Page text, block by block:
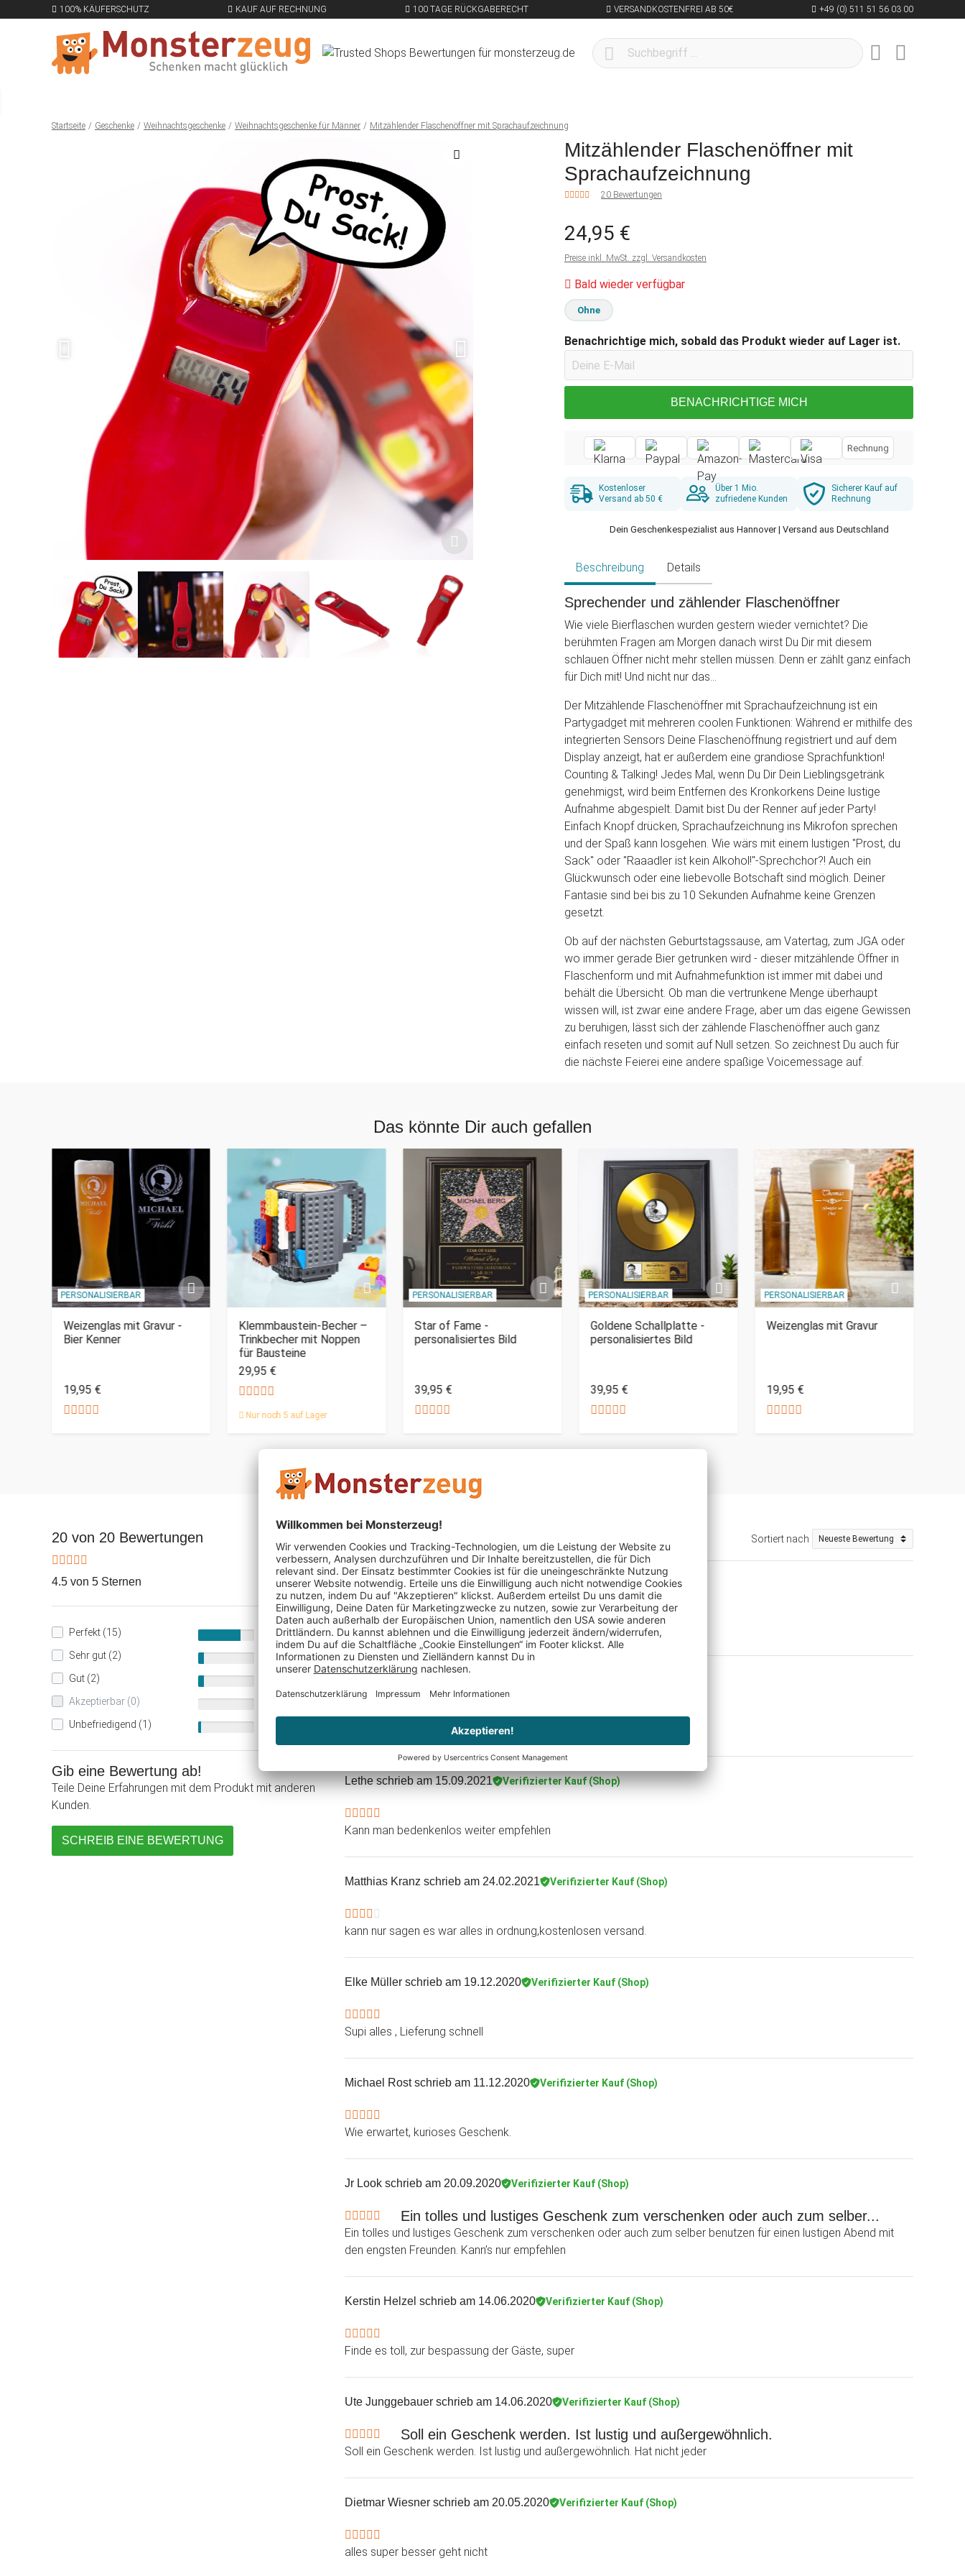
100% KÄUFERSCHUTZ KAUF AUF RECHNUNG 100 TAGE RÜCKGABERECHT VERSANDKOSTENFREI AB 50€ +49 (0) 511 51 56 03 00
Startseite Geschenke Weihnachtsgeschenke Weihnachtsgeschenke für Männer Mitzählender Flaschenöffner mit Sprachaufzeichnung
Mitzählender Flaschenöffner mit
Sprachaufzeichnung
20 Bewertungen
24,95 €
Preise inkl. MwSt. zzgl. Versandkosten
Bald wieder verfügbar
Ohne
Benachrichtige mich, sobald das Produkt wieder auf Lager ist.
BENACHRICHTIGE MICH
Rechnung
Kostenloser
Versand ab 50 €
Über 1 Mio.
zufriedene Kunden
Sicherer Kauf auf
Rechnung
Dein Geschenkespezialist aus Hannover | Versand aus Deutschland
Beschreibung Details
Sprechender und zählender Flaschenöffner
Wie viele Bierflaschen wurden gestern wieder vernichtet? Die
berühmten Fragen am Morgen danach wirst Du Dir mit diesem
schlauen Öffner nicht mehr stellen müssen. Denn er zählt ganz einfach
für Dich mit! Und nicht nur das...
Der Mitzählende Flaschenöffner mit Sprachaufzeichnung ist ein
Partygadget mit mehreren coolen Funktionen: Während er mithilfe des
integrierten Sensors Deine Flaschenöffnung registriert und auf dem
Display anzeigt, hat er außerdem eine grandiose Sprachfunktion!
Counting & Talking! Jedes Mal, wenn Du Dir Dein Lieblingsgetränk
genehmigst, wird beim Entfernen des Kronkorkens Deine lustige
Aufnahme abgespielt. Damit bist Du der Renner auf jeder Party!
Einfach Knopf drücken, Sprachaufzeichnung ins Mikrofon sprechen
und der Spaß kann losgehen. Wie wärs mit einem lustigen "Prost, du
Sack" oder "Raaadler ist kein Alkohol!"-Sprechchor?! Auch ein
Glückwunsch oder eine liebevolle Botschaft sind möglich. Deiner
Fantasie sind bei bis zu 10 Sekunden Aufnahme keine Grenzen
gesetzt.
Ob auf der nächsten Geburtstagssause, am Vatertag, zum JGA oder
wo immer gerade Bier getrunken wird - dieser mitzählende Öffner in
Flaschenform und mit Aufnahmefunktion ist immer mit dabei und
behält die Übersicht. Ob man die vertrunkene Menge überhaupt
wissen will, ist zwar eine andere Frage, aber um das eigene Gewissen
zu beruhigen, lässt sich der zählende Flaschenöffner auch ganz
einfach reseten und somit auf Null setzen. So zeichnest Du auch für
die nächste Feierei eine andere spaßige Voicemessage auf.
Das könnte Dir auch gefallen
PERSONALISIERBAR
Weizenglas mit Gravur -
Bier Kenner
19,95 €
Klemmbaustein-Becher –
Trinkbecher mit Noppen
für Bausteine
29,95 €
Nur noch 5 auf Lager
PERSONALISIERBAR
Star of Fame -
personalisiertes Bild
39,95 €
PERSONALISIERBAR
Goldene Schallplatte -
personalisiertes Bild
39,95 €
PERSONALISIERBAR
Weizenglas mit Gravur
19,95 €
20 von 20 Bewertungen
4.5 von 5 Sternen
Perfekt (15)
75%
Sehr gut (2)
10%
Gut (2)
Akzeptierbar (0)
Unbefriedigend (1)
Gib eine Bewertung ab!
Teile Deine Erfahrungen mit dem Produkt mit anderen
Kunden.
SCHREIB EINE BEWERTUNG
Sortiert nach
Karla Max Krschrieb am 24.12.2021 Verifizierter Kauf (Shop)
Angebot gut
Angebot soweit gut
SCHNELL;
SCHNELL; WITZIG UND COOL !!!
Letheschrieb am 15.09.2021 Verifizierter Kauf (Shop)
Kann man bedenkenlos weiter empfehlen
Matthias Kranz schrieb am 24.02.2021 Verifizierter Kauf (Shop)
kann nur sagen es war alles in ordnung,kostenlosen versand.
Elke Müller schrieb am 19.12.2020 Verifizierter Kauf (Shop)
Supi alles , Lieferung schnell
Michael Rostschrieb am 11.12.2020 Verifizierter Kauf (Shop)
Wie erwartet, kurioses Geschenk.
Jr Look schrieb am 20.09.2020 Verifizierter Kauf (Shop)
Ein tolles und lustiges Geschenk zum verschenken oder auch zum selber...
Ein tolles und lustiges Geschenk zum verschenken oder auch zum selber benutzen für einen lustigen Abend mit
den engsten Freunden. Kann’s nur empfehlen
Kerstin Helzel schrieb am 14.06.2020 Verifizierter Kauf (Shop)
Finde es toll, zur bespassung der Gäste, super
Ute Junggebauer schrieb am 14.06.2020 Verifizierter Kauf (Shop)
Soll ein Geschenk werden. Ist lustig und außergewöhnlich.
Soll ein Geschenk werden. Ist lustig und außergewöhnlich. Hat nicht jeder
Dietmar Wiesner schrieb am 20.05.2020 Verifizierter Kauf (Shop)
alles super besser geht nicht